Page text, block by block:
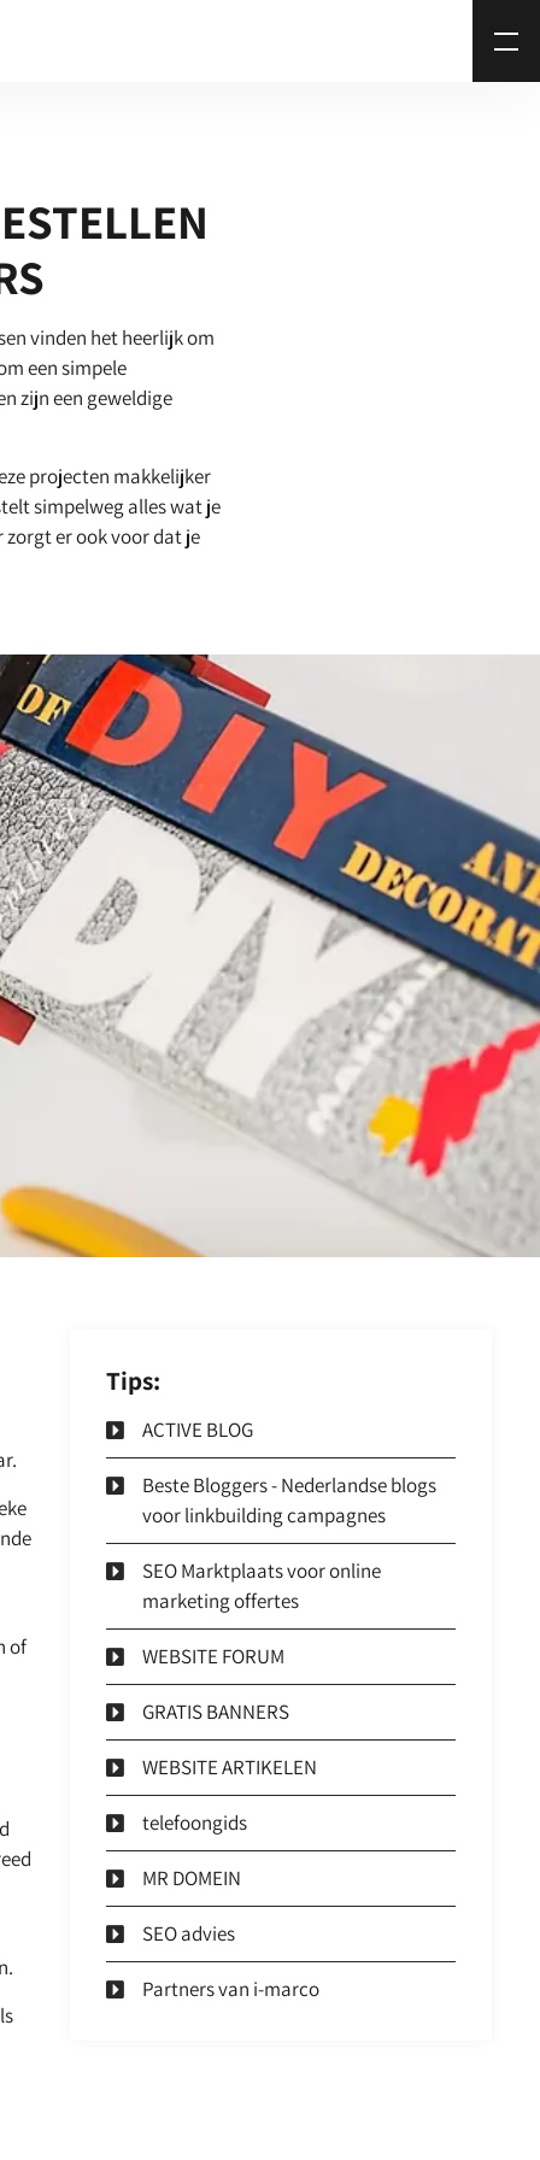
vinden het heerlijk om
een simpele
zijn een geweldige
projecten makkelijker
simpelweg alles wat je
er ook voor dat je
of
Tips:
ACTIVE BLOG
Beste Bloggers - Nederlandse blogs
voor linkbuilding campagnes
SEO Marktplaats voor online
marketing offertes
WEBSITE FORUM
GRATIS BANNERS
WEBSITE ARTIKELEN
telefoongids
MR DOMEIN
SEO advies
Partners van i-marco